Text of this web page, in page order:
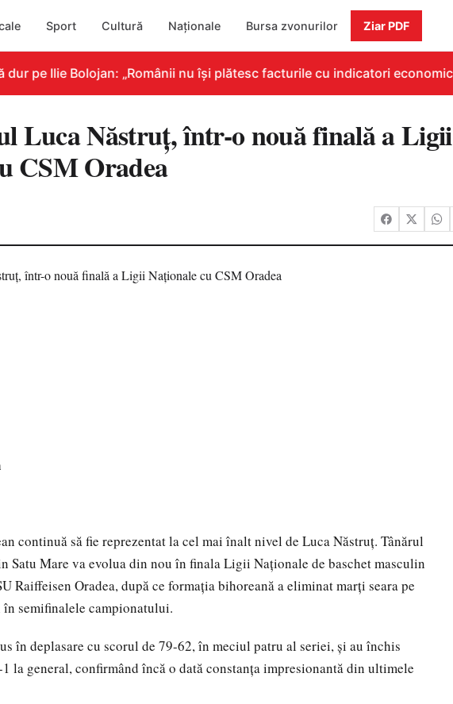
Sport Cultură Naționale Bursa zvonurilor Ziar PDF
pe Ilie Bolojan: „Românii nu își plătesc facturile cu indicatori economici”
Luca Năstruț, într-o nouă finală a Ligii
CSM Oradea
continuă să fie reprezentat la cel mai înalt nivel de Luca Năstruț. Tânărul
Satu Mare va evolua din nou în finala Ligii Naționale de baschet masculin
Raiffeisen Oradea, după ce formația bihoreană a eliminat marți seara pe
semifinalele campionatului.
în deplasare cu scorul de 79-62, în meciul patru al seriei, și au închis
la general, confirmând încă o dată constanța impresionantă din ultimele